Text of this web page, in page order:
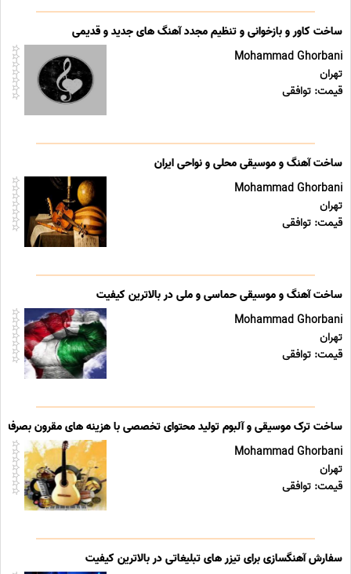
ساخت کاور و بازخوانی و تنظیم مجدد آهنگ های جدید و قدیمی
Mohammad Ghorbani
تهران
قیمت: توافقی
ساخت آهنگ و موسیقی محلی و نواحی ایران
Mohammad Ghorbani
تهران
قیمت: توافقی
ساخت آهنگ و موسیقی حماسی و ملی در بالاترین کیفیت
Mohammad Ghorbani
تهران
قیمت: توافقی
ساخت ترک موسیقی و آلبوم تولید محتوای تخصصی با هزینه های مقرون بصرفه
Mohammad Ghorbani
تهران
قیمت: توافقی
سفارش آهنگسازی برای تیزر های تبلیغاتی در بالاترین کیفیت